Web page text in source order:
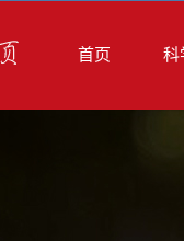
首页 科